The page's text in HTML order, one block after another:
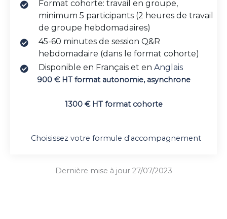
Format cohorte: travail en groupe,
minimum 5 participants (2 heures de travail
de groupe hebdomadaires)
45-60 minutes de session Q&R
hebdomadaire (dans le format cohorte)
Disponible en Français et en Anglais
900 € HT format autonomie, asynchrone
1300 € HT format cohorte
Choisissez votre formule d'accompagnement
Dernière mise à jour 27/07/2023